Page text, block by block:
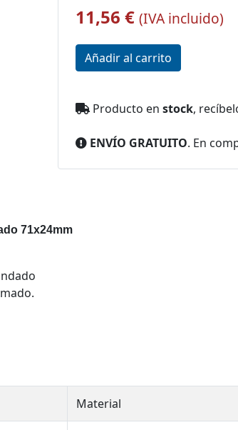
11,56 € (IVA incluido)
Producto en stock,
ENVÍO GRATUITO. En
71x24mm
Material